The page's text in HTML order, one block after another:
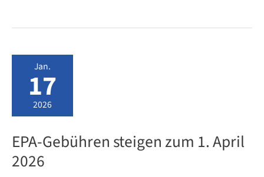
Jan.
17
2026
EPA-Gebühren steigen zum 1. April
2026